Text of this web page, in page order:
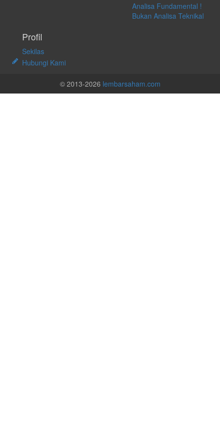
Analisa Fundamental !
Bukan Analisa Teknikal
Profil
Sekilas
Hubungi Kami
© 2013-2026 lembarsaham.com